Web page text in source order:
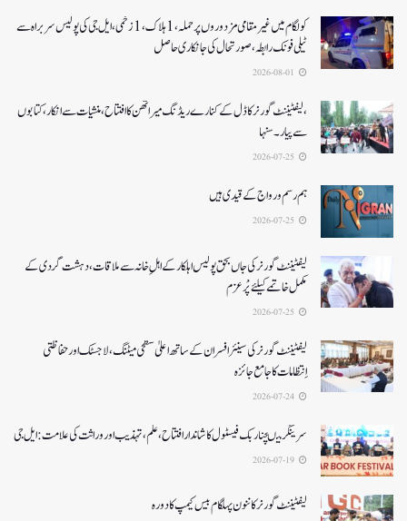
کولگام میں غیر مقامی مزدوروں پر حملہ،1ہلاک،1زخمی،ایل جی کی پولیس سربراہ سے
ٹیلی فونک رابطہ، صورتحال کی جانکاری حاصل
،لیفٹیننٹ گورنر کا ڈل کے کنارے ریڈنگ میراتھن کا افتتاح، منشیات سے انکار، کتابوں
سے پیار۔ سنہا
ہم رسم و رواج کے قیدی ہیں
لیفٹیننٹ گورنر کی جاں بحق پولیس اہلکار کے اہلِ خانہ سے ملاقات، دہشت گردی کے
مکمل خاتمے کیلئے پْرعزم
لیفٹیننٹ گورنر کی سینئر افسران کے ساتھ اعلیٰ سطحی میٹنگ، لاجسٹک اور حفاظتی
اِنتظامات کا جامع جائزہ
سرینگر میںچنار بک فیسٹول کا شاندار افتتاح،علم، تہذیب اور وراثت کی علامت: ایل جی
لیفٹیننٹ گورنرکا ننون پہلگام بیس کیمپ کا دورہ